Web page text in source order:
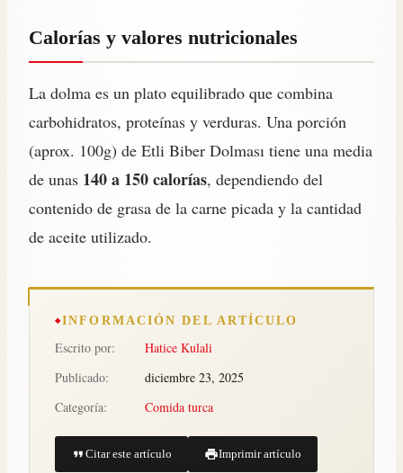
Calorías y valores nutricionales
La dolma es un plato equilibrado que combina
carbohidratos, proteínas y verduras. Una porción
(aprox. 100g) de Etli Biber Dolması tiene una media
de unas 140 a 150 calorías, dependiendo del
contenido de grasa de la carne picada y la cantidad
de aceite utilizado.
INFORMACIÓN DEL ARTÍCULO
Escrito por:
Hatice Kulali
Publicado:
diciembre 23, 2025
Categoría:
Comida turca
Citar este artículo Imprimir artículo